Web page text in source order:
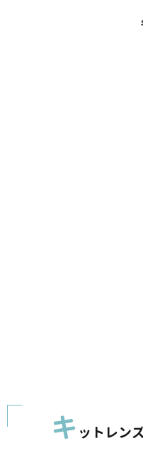
キ ットレン